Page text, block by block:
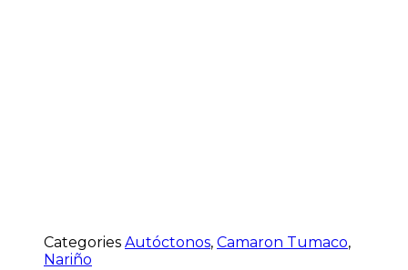
Categories Autóctonos, Camaron Tumaco,
Nariño